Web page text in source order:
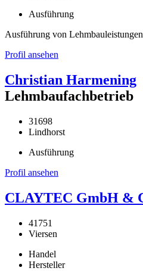
Ausführung
Ausführung von Lehmbauleistungen
Profil ansehen
Christian Harmening
Lehmbaufachbetrieb
31698
Lindhorst
Ausführung
Profil ansehen
CLAYTEC GmbH &
41751
Viersen
Handel
Hersteller